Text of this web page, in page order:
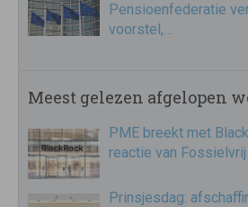
Pensioenfederatie
voorstel,…
Meest gelezen afgelopen
PME breekt met
reactie van Fossielvrij
Prinsjesdag: